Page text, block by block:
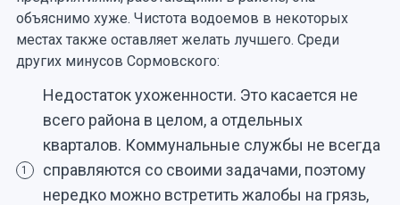
объяснимо хуже. Чистота водоемов в некоторых
местах также оставляет желать лучшего. Среди
других минусов Сормовского:
1
Недостаток ухоженности. Это касается не
всего района в целом, а отдельных
кварталов. Коммунальные службы не всегда
справляются со своими задачами, поэтому
нередко можно встретить жалобы на грязь,